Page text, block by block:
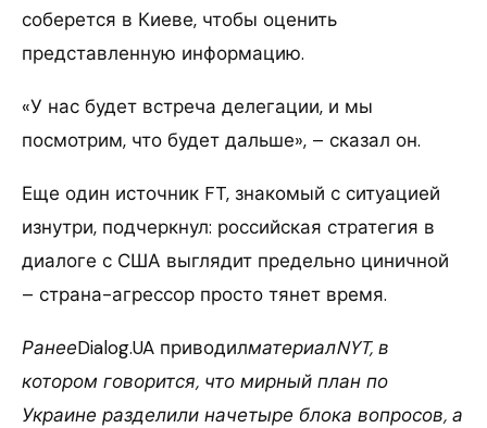
соберется в Киеве, чтобы оценить
представленную информацию.
«У нас будет встреча делегации, и мы
посмотрим, что будет дальше», – сказал он.
Еще один источник FT, знакомый с ситуацией
изнутри, подчеркнул: российская стратегия в
диалоге с США выглядит предельно циничной
– страна-агрессор просто тянет время.
РанееDialog.UA приводилматериалNYT, в
котором говорится, что мирный план по
Украине разделили начетыре блока вопросов, а